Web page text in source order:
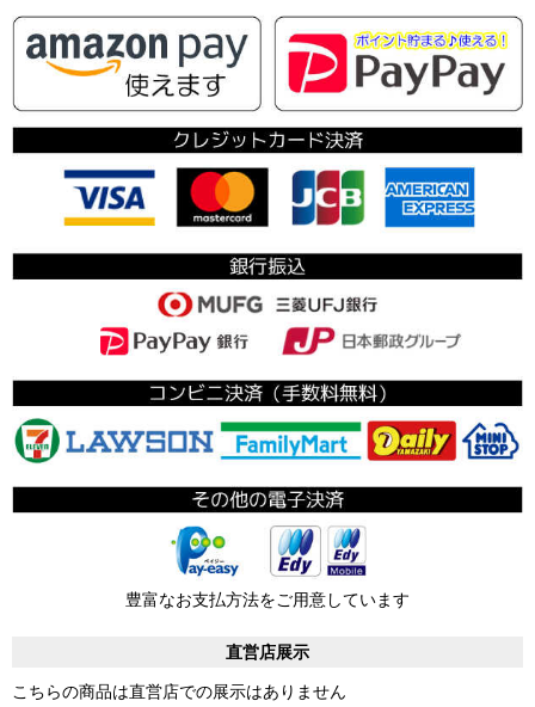
豊富なお支払方法をご用意しています
直営店展示
こちらの商品は直営店での展示はありません